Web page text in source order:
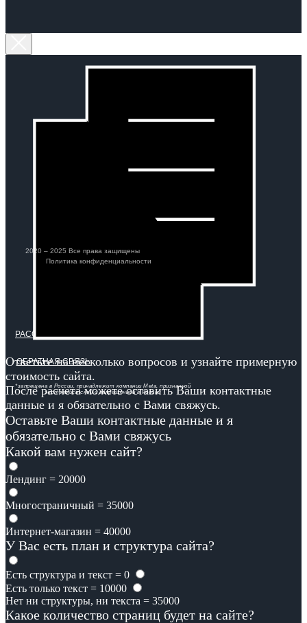
2020 – 2025 Все права защищены
Политика конфиденциальности
РАССЧИТАТЬ СТОИМОСТЬ САЙТА
ОБРАТНАЯ СВЯЗЬ
*запрещена в России, принадлежит компании Meta, признанной
экстремистской и запрещенной в России
Ответьте на несколько вопросов и узнайте примерную
стоимость сайта.
После расчета можете оставить Ваши контактные
данные и я обязательно с Вами свяжусь.
Оставьте Ваши контактные данные и я
обязательно с Вами свяжусь
Какой вам нужен сайт?
Лендинг = 20000
Многостраничный = 35000
Интернет-магазин = 40000
У Вас есть план и структура сайта?
Есть структура и текст = 0
Есть только текст = 10000
Нет ни структуры, ни текста = 35000
Какое количество страниц будет на сайте?